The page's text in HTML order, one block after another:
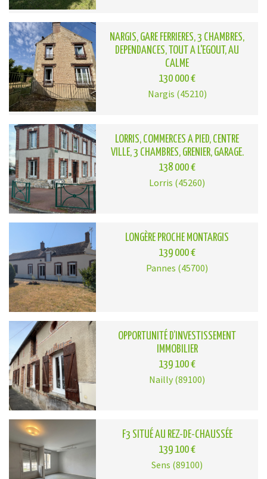
NARGIS, GARE FERRIERES, 3 CHAMBRES,
DEPENDANCES, TOUT A L'EGOUT, AU
CALME
130 000 €
Nargis (45210)
LORRIS, COMMERCES A PIED, CENTRE
VILLE, 3 CHAMBRES, GRENIER, GARAGE.
138 000 €
Lorris (45260)
LONGÈRE PROCHE MONTARGIS
139 000 €
Pannes (45700)
OPPORTUNITÉ D’INVESTISSEMENT
IMMOBILIER
139 100 €
Nailly (89100)
F3 SITUÉ AU REZ-DE-CHAUSSÉE
139 100 €
Sens (89100)